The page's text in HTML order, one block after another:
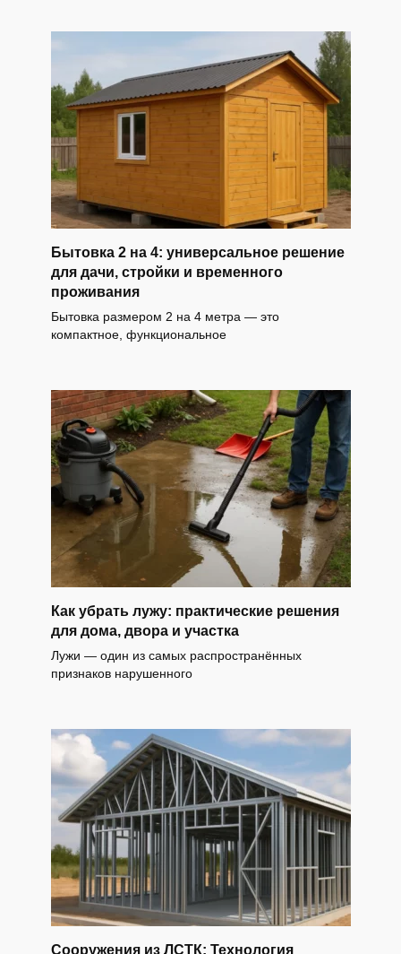
Бытовка 2 на 4: универсальное решение
для дачи, стройки и временного
проживания
Бытовка размером 2 на 4 метра — это
компактное, функциональное
Как убрать лужу: практические решения
для дома, двора и участка
Лужи — один из самых распространённых
признаков нарушенного
Сооружения из ЛСТК: Технология